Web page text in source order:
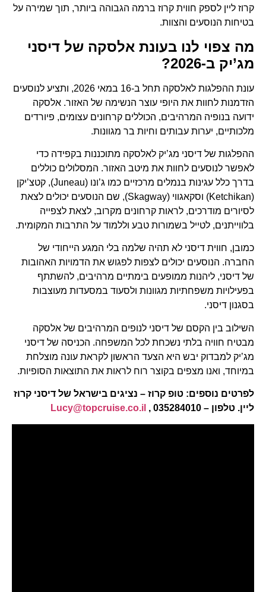
קרוז ליין לספק חווית קרוז ברמה הגבוהה ביותר, תוך שמירה על
בטיחות הנוסעים והצוות.
מה צפוי לנו בעונת אלסקה של דיסני
מג’יק ב-2026?
עונת ההפלגות לאלסקה תחל ב-16 במאי 2026, ותציע לנוסעים
הזדמנות לחוות את היופי עוצר הנשימה של האזור. אלסקה
ידועה בנופיה המרהיבים, הכוללים קרחונים עצומים, פיורדים
מלכותיים, יערות עבותים וחיות בר מגוונות.
ההפלגות של דיסני מג’יק לאלסקה מתוכננות בקפידה כדי
לאפשר לנוסעים לחוות את מיטב האזור. המסלולים כוללים
בדרך כלל עגינות בנמלים מרכזיים כמו ג’ונו (Juneau), קטצ’יקן
(Ketchikan) וסקאגווי (Skagway), שם הנוסעים יכולים לצאת
לסיורים מודרכים, לראות קרחונים מקרוב, לצאת לצפייה
בלווייתנים, לטייל בשמורות טבע וללמוד על התרבות המקומית.
כמובן, חווית דיסני לא תהיה שלמה בלי המגע הייחודי של
החברה. הנוסעים יכולים לצפות לפגוש את הדמויות האהובות
של דיסני, ליהנות ממופעים בימתיים מרהיבים, להשתתף
בפעילויות משפחתיות מגוונות ולסעוד במסעדות מעוצבות
בסגנון דיסני.
השילוב בין הקסם של דיסני לנופים המרהיבים של אלסקה
מבטיח חוויה בלתי נשכחת לכל המשפחה. הכניסה של דיסני
מג’יק למבדוק יבש היא הצעד הראשון לקראת עונה מוצלחת
במיוחד, ואנו מצפים בקוצר רוח לראות את התוצאות הסופיות.
לפרטים נוספים: טופ קרוז – נציגים בישראל של דיסני קרוז
ליין. טלפון – 035284010 ,
Lucy@topcruise.co.il